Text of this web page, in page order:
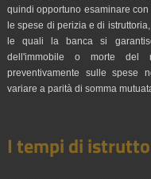
quindi opportuno esaminare
le spese di perizia e di
le quali la banca si
dell'immobile o morte del
preventivamente sulle spese
variare a parità di somma
I tempi di